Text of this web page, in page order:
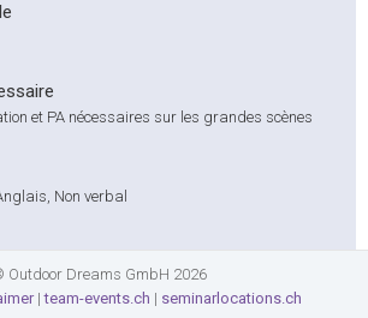
et PA nécessaires sur les grandes scènes
Non verbal
Outdoor Dreams GmbH 2026
|team-events.ch | seminarlocations.ch